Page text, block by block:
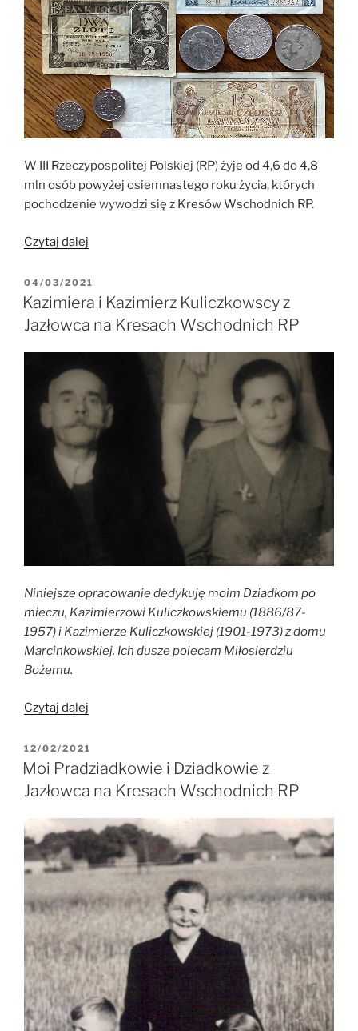
obiektywie.”
W III Rzeczypospolitej Polskiej (RP) żyje od 4,6 do 4,8
mln osób powyżej osiemnastego roku życia, których
pochodzenie wywodzi się z Kresów Wschodnich RP.
Czytaj dalej
Wschodnie?
Pamiątki
OPUBLIKOWANE
W
04/03/2021
Kazimiera i Kazimierz Kuliczkowscy z
Jazłowca na Kresach Wschodnich RP
Niniejsze opracowanie dedykuję moim Dziadkom po
mieczu, Kazimierzowi Kuliczkowskiemu (1886/87-
1957) i Kazimierze Kuliczkowskiej (1901-1973) z domu
Marcinkowskiej. Ich dusze polecam Miłosierdziu
Bożemu.
Czytaj dalej
Kuliczkowscy
na
Kresach
Wschodnich
OPUBLIKOWANE
W
12/02/2021
Moi Pradziadkowie i Dziadkowie z
Jazłowca na Kresach Wschodnich RP